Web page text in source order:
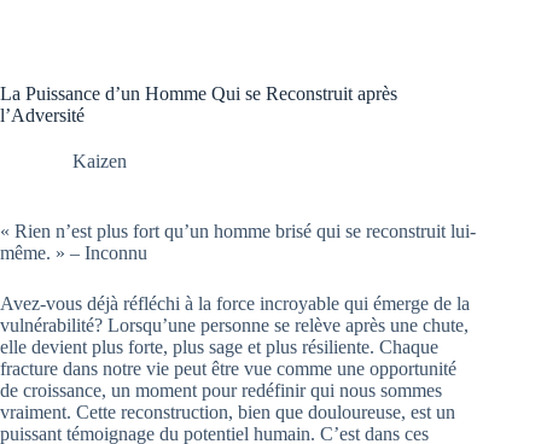
La Puissance d’un Homme Qui se Reconstruit après
l’Adversité
Kaizen
« Rien n’est plus fort qu’un homme brisé qui se reconstruit lui-
même. » – Inconnu
Avez-vous déjà réfléchi à la force incroyable qui émerge de la
vulnérabilité? Lorsqu’une personne se relève après une chute,
elle devient plus forte, plus sage et plus résiliente. Chaque
fracture dans notre vie peut être vue comme une opportunité
de croissance, un moment pour redéfinir qui nous sommes
vraiment. Cette reconstruction, bien que douloureuse, est un
puissant témoignage du potentiel humain. C’est dans ces